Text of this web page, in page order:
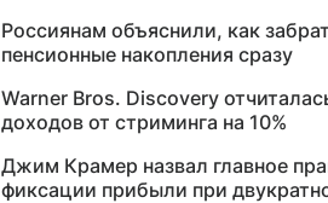
Россиянам объяснили, как
пенсионные накопления сразу
Warner Bros. Discovery
доходов от стриминга на 10%
Джим Крамер назвал главное
фиксации прибыли при